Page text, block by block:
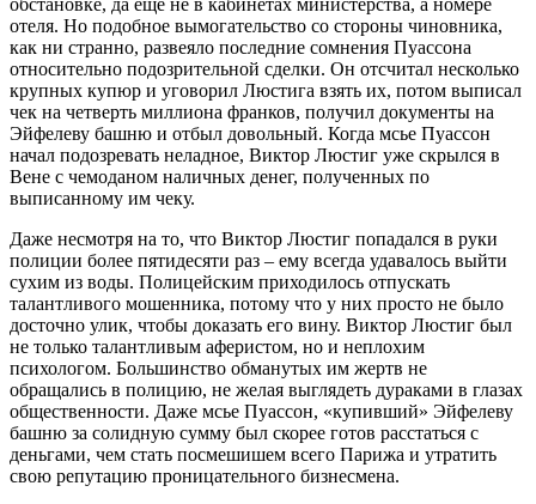
отеля. Но подобное вымогательство со стороны чиновника,
как ни странно, развеяло последние сомнения Пуассона
относительно подозрительной сделки. Он отсчитал несколько
крупных купюр и уговорил Люстига взять их, потом выписал
чек на четверть миллиона франков, получил документы на
Эйфелеву башню и отбыл довольный. Когда мсье Пуассон
начал подозревать неладное, Виктор Люстиг уже скрылся в
Вене с чемоданом наличных денег, полученных по
выписанному им чеку.
Даже несмотря на то, что Виктор Люстиг попадался в руки
полиции более пятидесяти раз – ему всегда удавалось выйти
сухим из воды. Полицейским приходилось отпускать
талантливого мошенника, потому что у них просто не было
досточно улик, чтобы доказать его вину. Виктор Люстиг был
не только талантливым аферистом, но и неплохим
психологом. Большинство обманутых им жертв не
обращались в полицию, не желая выглядеть дураками в глазах
общественности. Даже мсье Пуассон, «купивший» Эйфелеву
башню за солидную сумму был скорее готов расстаться с
деньгами, чем стать посмешишем всего Парижа и утратить
свою репутацию проницательного бизнесмена.